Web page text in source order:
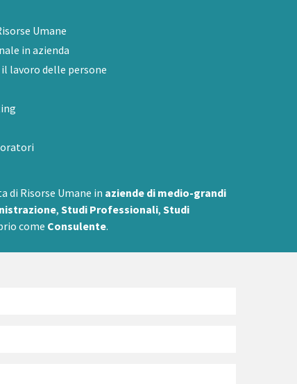
Umane
in azienda
lavoro delle persone
di Risorse Umane in aziende di medio-grandi
, Studi Professionali, Studi
come Consulente.